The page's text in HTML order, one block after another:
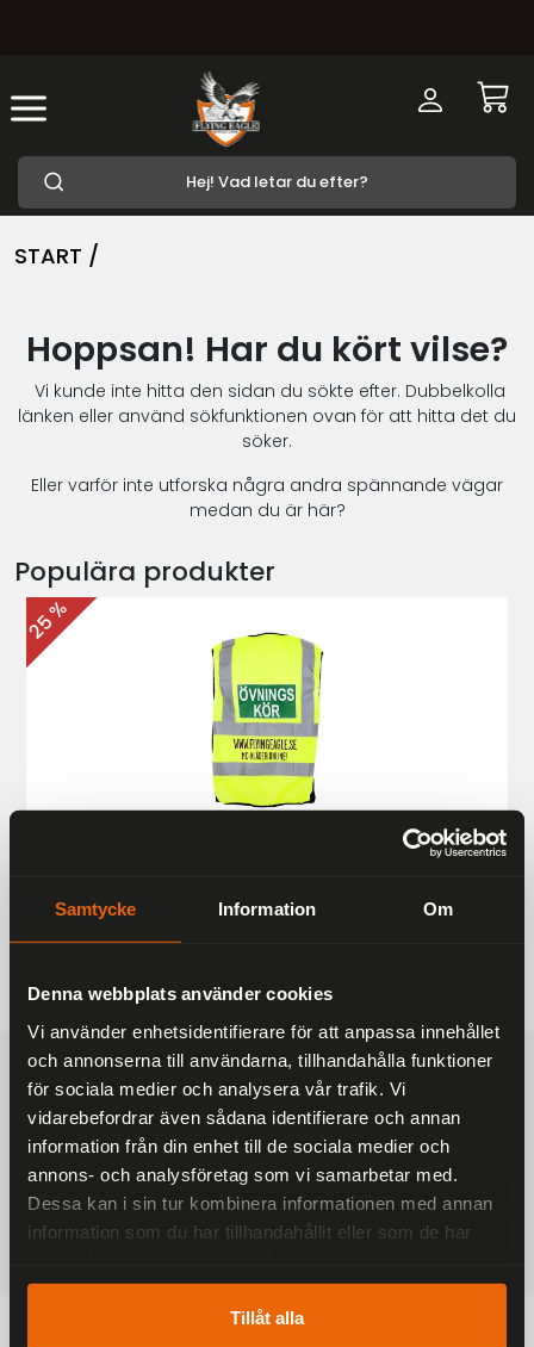
Samtycke Information Om
Denna webbplats använder cookies
Vi använder enhetsidentifierare för att anpassa innehållet
och annonserna till användarna, tillhandahålla funktioner
för sociala medier och analysera vår trafik. Vi
vidarebefordrar även sådana identifierare och annan
information från din enhet till de sociala medier och
annons- och analysföretag som vi samarbetar med.
Dessa kan i sin tur kombinera informationen med annan
information som du har tillhandahållit eller som de har
Tillåt alla
START /
Hoppsan! Har du kört vilse?
Vi kunde inte hitta den sidan du sökte efter. Dubbelkolla
länken eller använd sökfunktionen ovan för att hitta det du
söker.
Eller varför inte utforska några andra spännande vägar
medan du är här?
Populära produkter
25 %
187 kr
249 kr
FRAKTFRITT
På alla ordrar över 2000 kr
1-3 DAGAR LEVERANS
Inom Sverige med DHL
SÄKRA BETALNINGAR
Betalkort, Klarna eller Swish